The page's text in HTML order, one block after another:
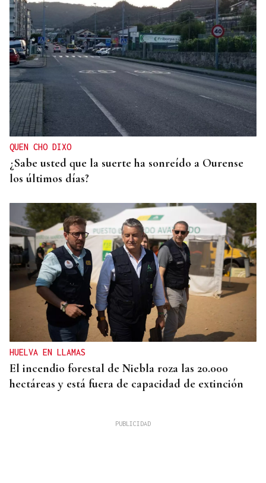
QUEN CHO DIXO
¿Sabe usted que la suerte ha sonreído a Ourense
los últimos días?
HUELVA EN LLAMAS
El incendio forestal de Niebla roza las 20.000
hectáreas y está fuera de capacidad de extinción